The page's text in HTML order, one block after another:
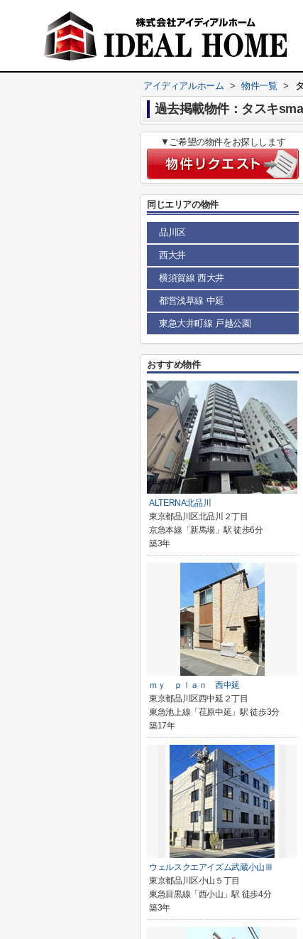
アイディアルホーム > 物件一覧 >
過去掲載物件：タスキ
▼ご希望の物件をお探しします
同じエリアの物件
品川区
西大井
横須賀線 西大井
都営浅草線 中延
東急大井町線 戸越公園
おすすめ物件
ALTERNA北品川
東京都品川区北品川２丁目
京急本線「新馬場」駅 徒歩6分
築3年
ｍｙ ｐｌａｎ 西中延
東京都品川区西中延２丁目
東急池上線「荏原中延」駅 徒歩3分
築17年
ウェルスクエアイズム武蔵小山Ⅲ
東京都品川区小山５丁目
東急目黒線「西小山」駅 徒歩4分
築3年